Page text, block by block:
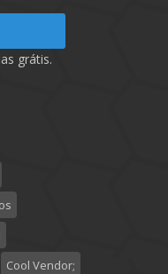
grátis.
Cool Vendor;